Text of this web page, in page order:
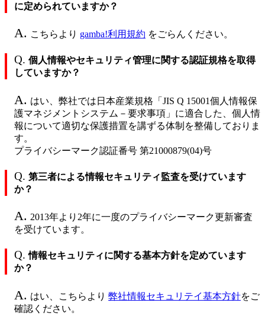
に定められていますか？
A. こちらより gamba!利用規約 をごらんください。
Q. 個人情報やセキュリティ管理に関する認証規格を取得
していますか？
A. はい、弊社では日本産業規格「JIS Q 15001個人情報保
護マネジメントシステム－要求事項」に適合した、個人情
報について適切な保護措置を講ずる体制を整備しておりま
す。
プライバシーマーク認証番号 第21000879(04)号
Q. 第三者による情報セキュリティ監査を受けています
か？
A. 2013年より2年に一度のプライバシーマーク更新審査
を受けています。
Q. 情報セキュリティに関する基本方針を定めています
か？
A. はい、こちらより 弊社情報セキュリテイ基本方針をご
確認ください。